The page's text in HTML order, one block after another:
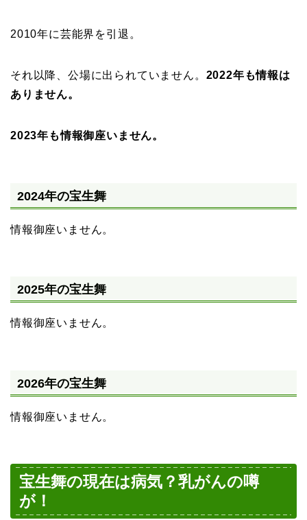
2010年に芸能界を引退。
それ以降、公場に出られていません。 2022年も情報は
ありません。
2023年も情報御座いません。
2024年の宝生舞
情報御座いません。
2025年の宝生舞
情報御座いません。
2026年の宝生舞
情報御座いません。
宝生舞の現在は病気？乳がんの噂
が！